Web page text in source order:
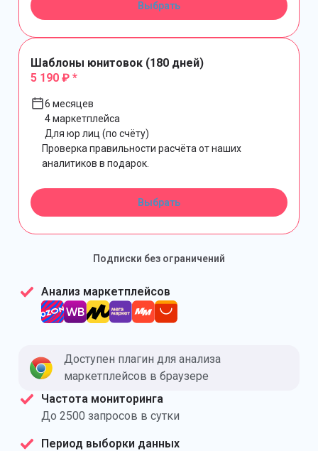
Выбрать
Шаблоны юнитовок (180 дней)
5 190 ₽ *
6 месяцев
4 маркетплейса
Для юр лиц (по счёту)
Проверка правильности расчёта от наших
аналитиков в подарок.
Выбрать
Подписки без ограничений
Анализ маркетплейсов
Доступен плагин для анализа
маркетплейсов в браузере
Частота мониторинга
До 2500 запросов в сутки
Период выборки данных